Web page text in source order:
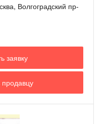
Волгоградский пр-
заявку